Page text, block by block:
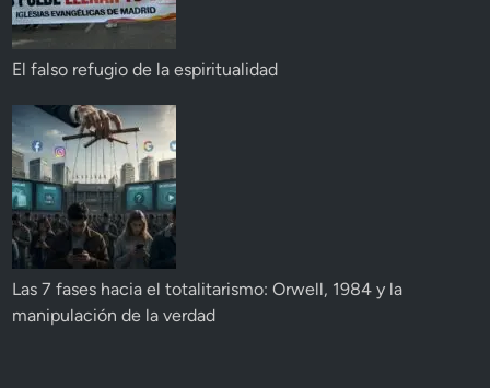
El falso refugio de la espiritualidad
Las 7 fases hacia el totalitarismo: Orwell, 1984 y la
manipulación de la verdad